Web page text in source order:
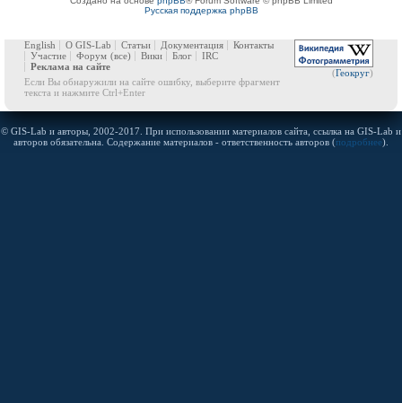
Русская поддержка phpBB
(Геокруг)
English О GIS-Lab Статьи Документация
Контакты
Участие
Форум (все) Вики Блог
IRC
Реклама на сайте
Если Вы обнаружили на сайте ошибку, выберите фрагмент
текста и нажмите Ctrl+Enter
© GIS-Lab и авторы, 2002-2017. При использовании материалов сайта, ссылка на GIS-Lab и
авторов обязательна. Содержание материалов - ответственность авторов (подробнее).